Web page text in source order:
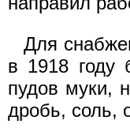
Для
в 1918 году
пудов муки,
дробь, соль,